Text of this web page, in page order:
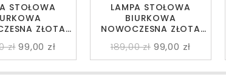
LAMPA STOŁOWA
BIURKOWA
NOWOCZESNA ZŁOTA
189,00 zł 99,00 zł
STOŁOWA
ZŁOTA
zł 99,00 zł